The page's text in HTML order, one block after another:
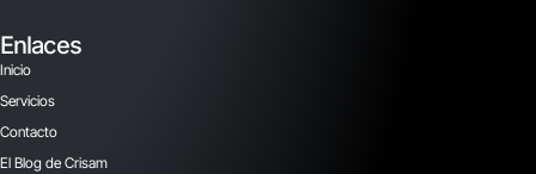
Enlaces
Inicio
Servicios
Contacto
El Blog de Crisam